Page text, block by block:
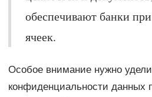
обеспечивают банки
ячеек.
Особое внимание нужно
конфиденциальности данных